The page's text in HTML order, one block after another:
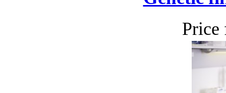
Price